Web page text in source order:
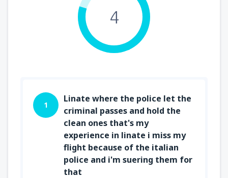
4
1
Linate where the police let the
criminal passes and hold the
clean ones that's my
experience in linate i miss my
flight because of the italian
police and i'm suering them for
that